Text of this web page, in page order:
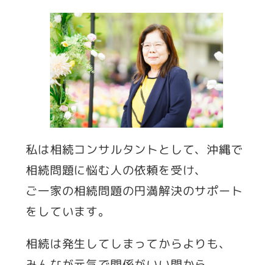
私は相続コンサルタントとして、沖縄で
相続問題に悩む人の依頼を受け、
ご一家の相続問題の円満解決のサポート
をしています。
相続は発生してしまってからよりも、